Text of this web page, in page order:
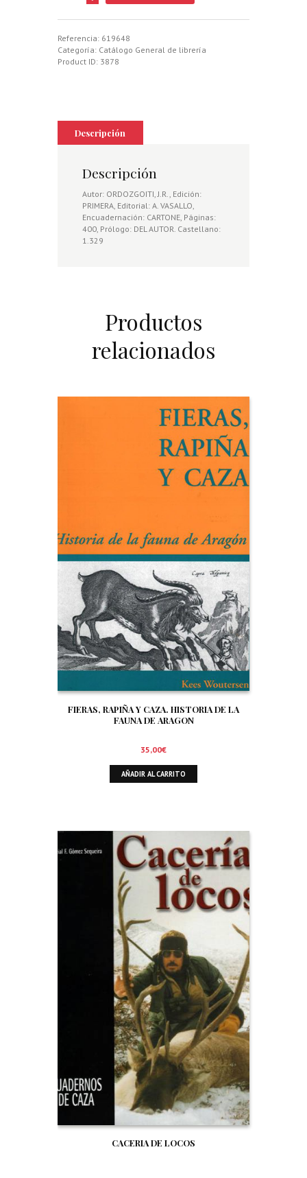
LA
cantidad
Referencia: 619648
Categoría: Catálogo General de librería
Product ID: 3878
Descripción
Descripción
Autor: ORDOZGOITI, J.R., Edición:
PRIMERA, Editorial: A. VASALLO,
Encuadernación: CARTONE, Páginas:
400, Prólogo: DEL AUTOR. Castellano:
1.329
Productos
relacionados
FIERAS, RAPIÑA Y CAZA. HISTORIA DE LA
FAUNA DE ARAGON
35,00€
AÑADIR AL CARRITO
CACERIA DE LOCOS